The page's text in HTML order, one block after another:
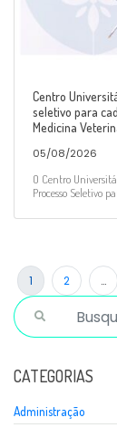
Centro
seletivo para
Medicina
05/08/2026
O Centro
Processo Seletivo
1 2 …
CATEGORIAS
Administração